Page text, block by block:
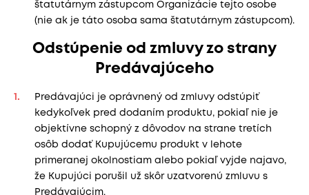
štatutárnym zástupcom Organizácie tejto osobe
(nie ak je táto osoba sama štatutárnym zástupcom).
Odstúpenie od zmluvy zo strany
Predávajúceho
Predávajúci je oprávnený od zmluvy odstúpiť
kedykoľvek pred dodaním produktu, pokiaľ nie je
objektívne schopný z dôvodov na strane tretích
osôb dodať Kupujúcemu produkt v lehote
primeranej okolnostiam alebo pokiaľ vyjde najavo,
že Kupujúci porušil už skôr uzatvorenú zmluvu s
Predávajúcim.